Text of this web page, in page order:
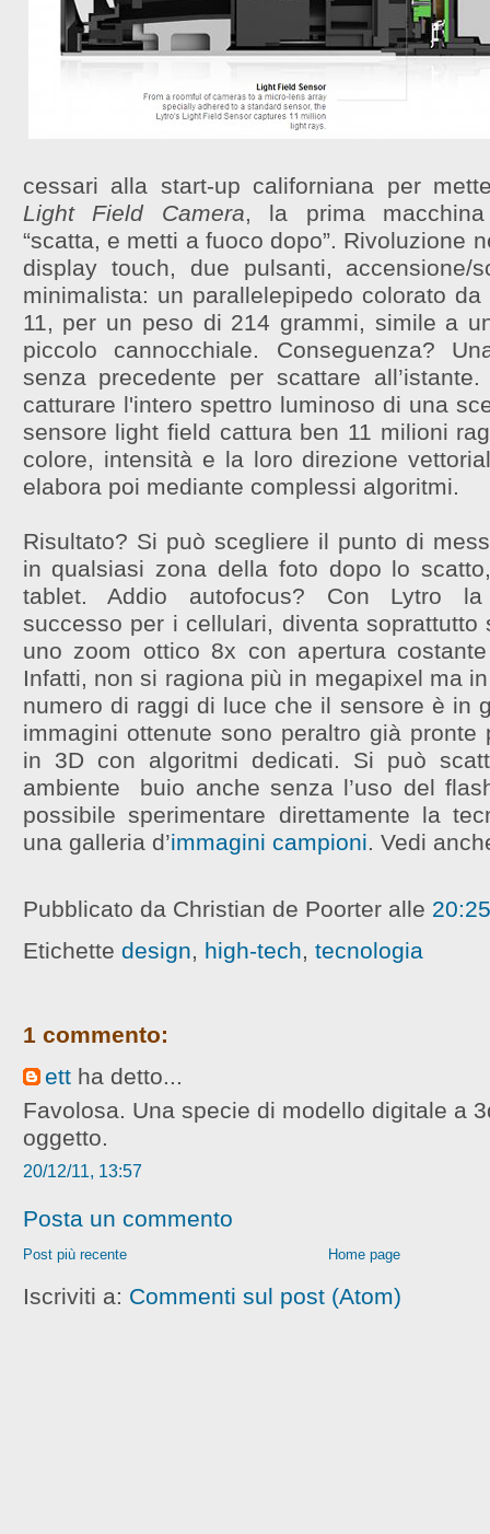
cessari alla start-up californiana per
Light Field Camera , la prima
“scatta, e metti a fuoco dopo”. Rivoluzione
display touch, due pulsanti, accensione/
minimalista: un parallelepipedo colorato
11, per un peso di 214 grammi, simile a
piccolo cannocchiale. Conseguenza?
senza precedente per scattare
catturare l'intero spettro luminoso di una
sensore light field cattura ben 11 milioni
colore, intensità e la loro direzione
elabora poi mediante complessi algoritmi.
Risultato? Si può scegliere il punto di
in qualsiasi zona della foto dopo lo
tablet. Addio autofocus? Con Lytro la
successo per i cellulari, diventa soprattutto
uno zoom ottico 8x con apertura
Infatti, non si ragiona più in megapixel ma
numero di raggi di luce che il sensore è in
immagini ottenute sono peraltro già pronte
in 3D con algoritmi dedicati. Si può
ambiente buio anche senza l’uso del
possibile sperimentare direttamente la
una galleria d’immagini campioni . Vedi
Pubblicato da Christian de Poorter alle 20:25
Etichette design, high-tech, tecnologia
1 commento:
ettha detto...
Favolosa. Una specie di modello digitale a
oggetto.
20/12/11, 13:57
Posta un commento
Post più recente Home page
Iscriviti a: Commenti sul post (Atom)